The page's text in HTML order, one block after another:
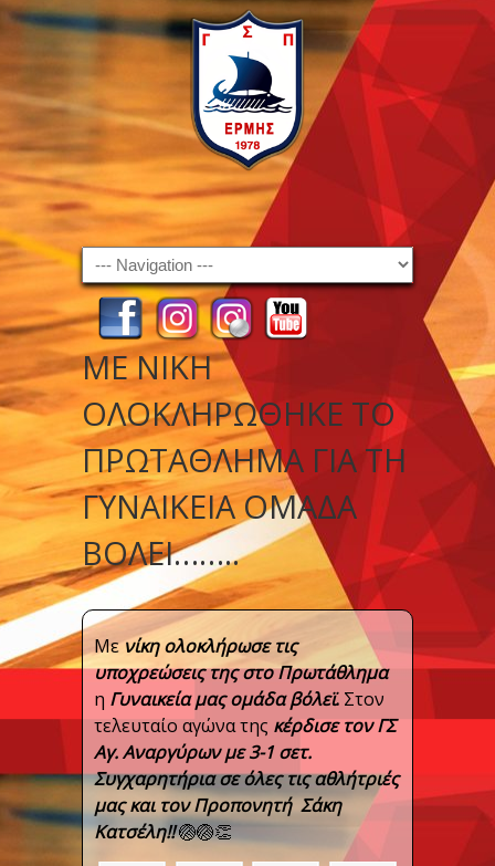
Navigation
ΜΕ ΝΊΚΗ
ΟΛΟΚΛΉΡΩΘΗΚΕ ΤΟ
ΠΡΩΤΆΘΛΗΜΑ ΓΙΑ ΤΗ
ΓΥΝΑΙΚΕΊΑ ΟΜΆΔΑ
ΒΌΛΕΙ……..
Μενίκηολοκλήρωσε τις
υποχρεώσεις της στο Πρωτάθλημα
η Γυναικείαμας ομάδαβόλεϊ. Στον
τελευταίο αγώνα της κέρδισε τον ΓΣ
Αγ. Αναργύρων με 3-1 σετ.
Συγχαρητήρια σε όλες τις αθλήτριές
μας και τον Προπονητή Σάκη
Κατσέλη!!🏐🏐👏